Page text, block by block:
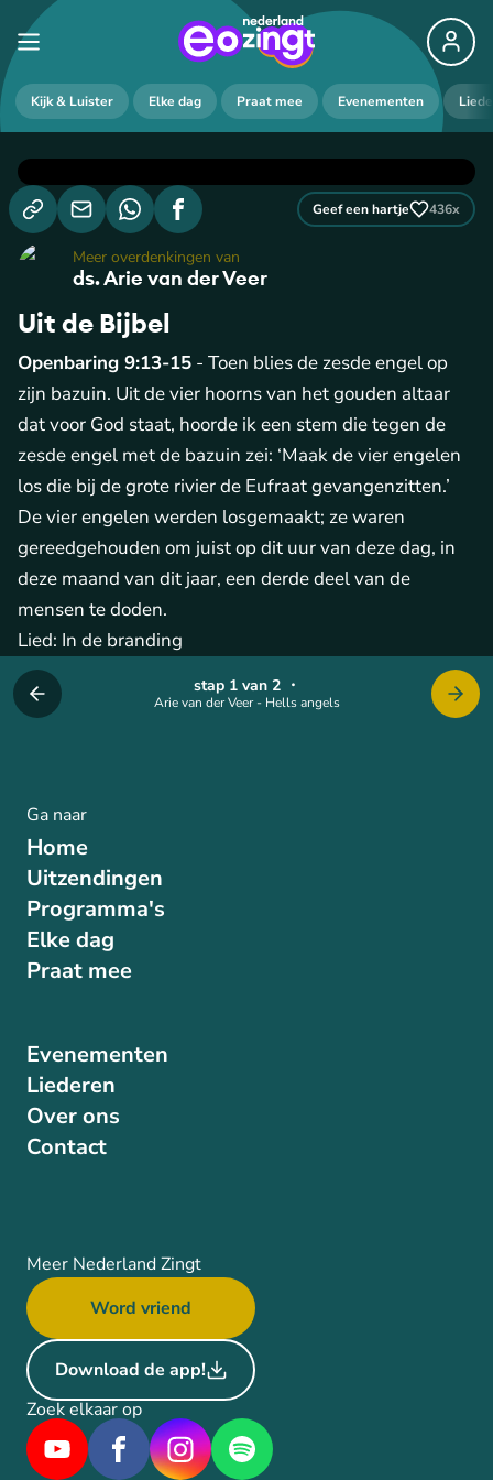
Kijk & Luister Elke dag Praat mee Evenementen
Arie van der Veer - Hells angels
stap 1 van 2・
Geef een hartje 436x
ds. Arie van der Veer
Meer overdenkingen van
Uit de Bijbel
Openbaring 9:13-15 - Toen blies de zesde engel op
zijn bazuin. Uit de vier hoorns van het gouden altaar
dat voor God staat, hoorde ik een stem die tegen de
zesde engel met de bazuin zei: ‘Maak de vier engelen
los die bij de grote rivier de Eufraat gevangenzitten.’
De vier engelen werden losgemaakt; ze waren
gereedgehouden om juist op dit uur van deze dag, in
deze maand van dit jaar, een derde deel van de
mensen te doden.
Lied: In de branding
Ga naar
Home
Uitzendingen
Programma's
Elke dag
Praat mee
Evenementen
Liederen
Over ons
Contact
Meer Nederland Zingt
Word vriend
Download de app!
Zoek elkaar op